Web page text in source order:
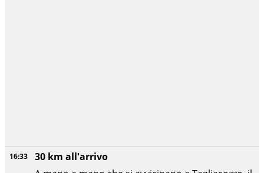
16:33
30 km all'arrivo